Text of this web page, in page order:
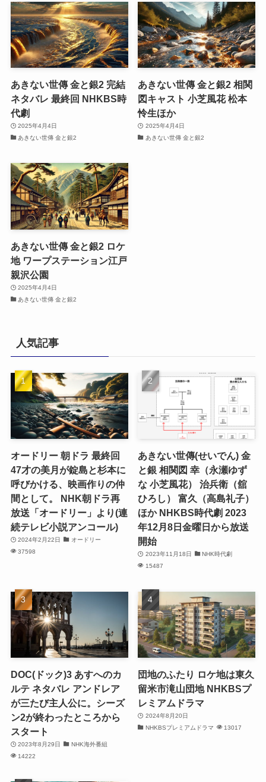
あきない世傳 金と銀2 完結
ネタバレ 最終回 NHKBS時
代劇
2025年4月4日
あきない世傳 金と銀2
あきない世傳 金と銀2 相関
図キャスト 小芝風花 松本
怜生ほか
2025年4月4日
あきない世傳 金と銀2
あきない世傳 金と銀2 ロケ
地 ワープステーション江戸
親沢公園
2025年4月4日
あきない世傳 金と銀2
人気記事
オードリー 朝ドラ 最終回
47才の美月が錠島と杉本に
呼びかける、映画作りの仲
間として。 NHK朝ドラ再
放送「オードリー」より(連
続テレビ小説アンコール)
2024年2月22日
オードリー
37598
あきない世傳(せいでん) 金
と銀 相関図 幸（永瀬ゆず
な 小芝風花） 治兵衛（舘
ひろし） 富久（高島礼子）
ほか NHKBS時代劇 2023
年12月8日金曜日から放送
開始
2023年11月18日
NHK時代劇
15487
DOC(ドック)3 あすへのカ
ルテ ネタバレ アンドレア
が三たび主人公に。シーズ
ン2が終わったところから
スタート
2023年8月29日
NHK海外番組
14222
団地のふたり ロケ地は東久
留米市滝山団地 NHKBSプ
レミアムドラマ
2024年8月20日
NHKBSプレミアムドラマ
13017